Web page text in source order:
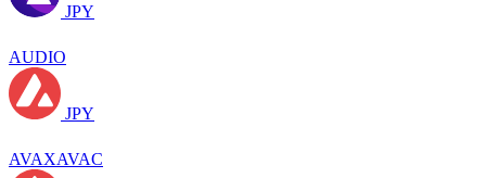
JPY
AUDIO
JPY
AVAXAVAC